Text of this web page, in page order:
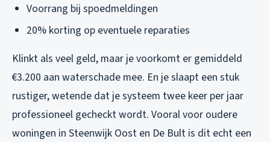
Voorrang bij spoedmeldingen
20% korting op eventuele reparaties
Klinkt als veel geld, maar je voorkomt er gemiddeld
€3.200 aan waterschade mee. En je slaapt een stuk
rustiger, wetende dat je systeem twee keer per jaar
professioneel gecheckt wordt. Vooral voor oudere
woningen in Steenwijk Oost en De Bult is dit echt een